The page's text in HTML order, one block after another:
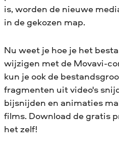
is, worden de nieuwe
in de gekozen map.
Nu weet je hoe je het
wijzigen met de Movavi-
kun je ook de
fragmenten uit video's
bijsnijden en animaties
films. Download de gratis
het zelf!